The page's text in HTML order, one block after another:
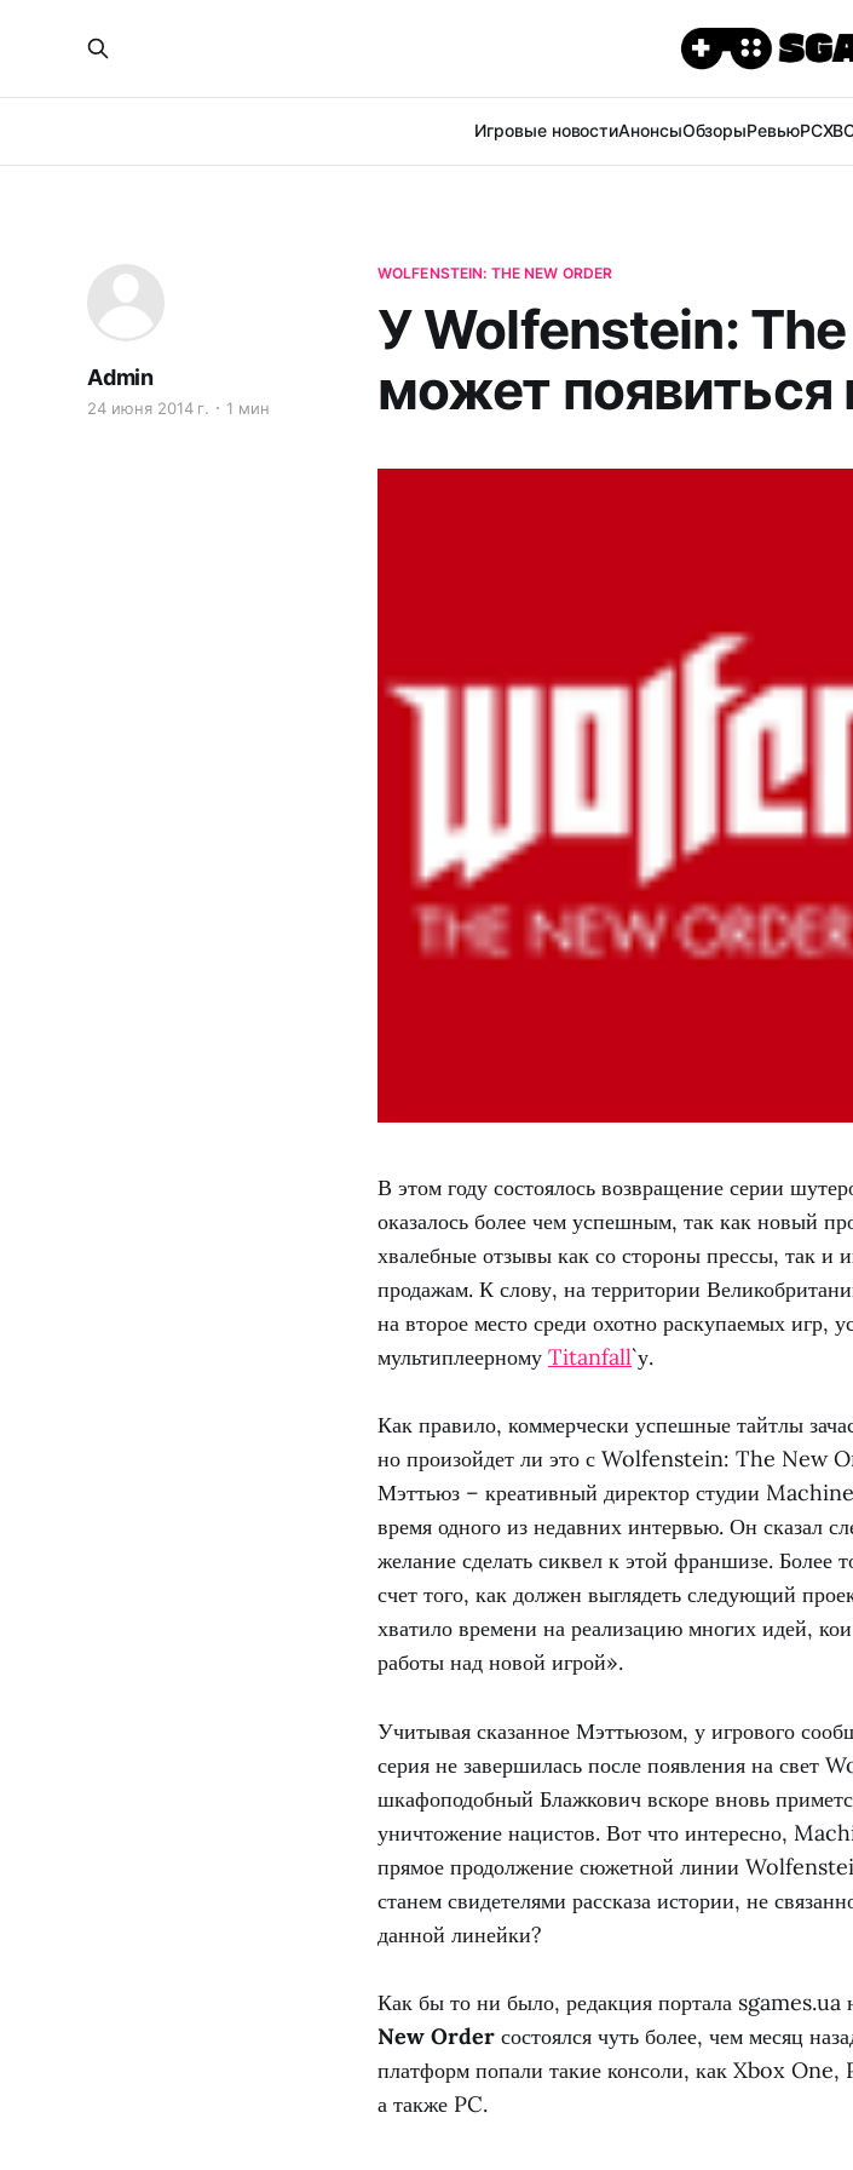
Игровые новостиАнонсыОбзорыРевьюPC
WOLFENSTEIN: THE NEW ORDER
У Wolfenstein:
может
Admin
24 июня 2014 г. 1 мин
В этом году состоялось возвращение серии
оказалось более чем успешным, так как новый
хвалебные отзывы как со стороны прессы, так и
продажам. К слову, на территории
на второе место среди охотно раскупаемых игр,
мультиплеерному Titanfall`у.
Как правило, коммерчески успешные тайтлы
но произойдет ли это с Wolfenstein: The New
Мэттьюз – креативный директор студии
время одного из недавних интервью. Он сказал
желание сделать сиквел к этой франшизе.
счет того, как должен выглядеть следующий
хватило времени на реализацию многих идей,
работы над новой игрой».
Учитывая сказанное Мэттьюзом, у игрового
серия не завершилась после появления на
шкафоподобный Блажкович вскоре вновь
уничтожение нацистов. Вот что интересно,
прямое продолжение сюжетной линии
станем свидетелями рассказа истории, не
данной линейки?
Как бы то ни было, редакция портала sgames.ua
New Order состоялся чуть более, чем месяц
платформ попали такие консоли, как Xbox
а также PC.